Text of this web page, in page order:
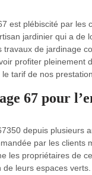
est plébiscité par les
jardinier qui a de
de jardinage
profiter
tarif de nos
67 pour
depuis plusieurs
par les clients
les propriétaires de
leurs espaces